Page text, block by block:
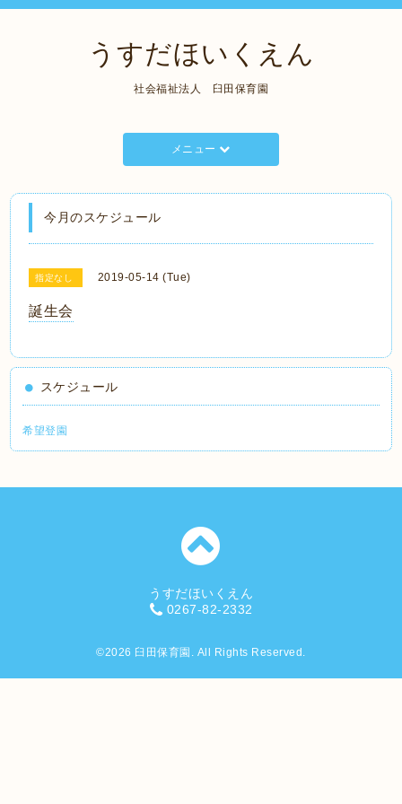
うすだほいくえん
社会福祉法人 臼田保育園
メニュー
今月のスケジュール
指定なし 2019-05-14 (Tue)
誕生会
スケジュール
希望登園
うすだほいくえん
0267-82-2332
©2026 臼田保育園 . All Rights Reserved.